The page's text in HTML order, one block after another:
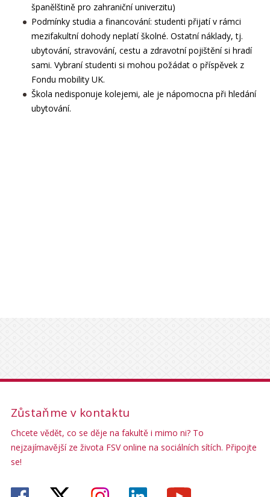
španělštině pro zahraniční univerzitu)
Podmínky studia a financování: studenti přijatí v rámci
mezifakultní dohody neplatí školné. Ostatní náklady, tj.
ubytování, stravování, cestu a zdravotní pojištění si hradí
sami. Vybraní studenti si mohou požádat o příspěvek z
Fondu mobility UK.
Škola nedisponuje kolejemi, ale je nápomocna při hledání
ubytování.
Zůstaňme v kontaktu
Chcete vědět, co se děje na fakultě i mimo ni? To
nejzajímavější ze života FSV online na sociálních sítích. Připojte
se!